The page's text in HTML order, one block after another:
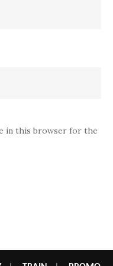
in this browser for the